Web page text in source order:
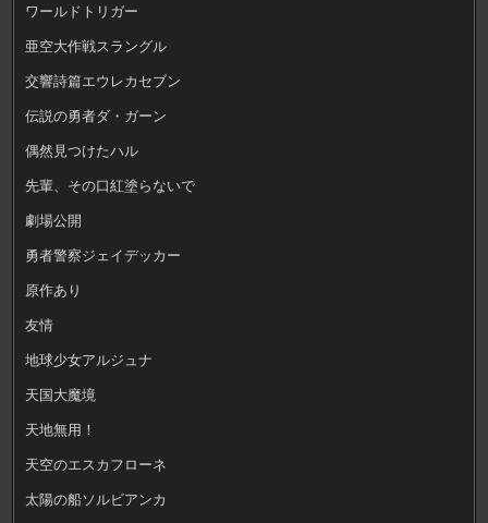
ワールドトリガー
亜空大作戦スラングル
交響詩篇エウレカセブン
伝説の勇者ダ・ガーン
偶然見つけたハル
先輩、その口紅塗らないで
劇場公開
勇者警察ジェイデッカー
原作あり
友情
地球少女アルジュナ
天国大魔境
天地無用！
天空のエスカフローネ
太陽の船ソルビアンカ